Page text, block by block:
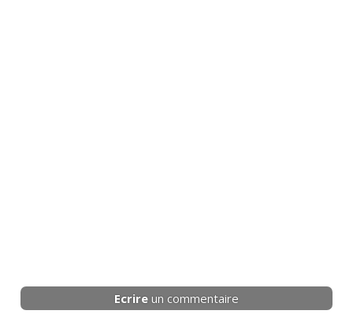
Ecrire un commentaire